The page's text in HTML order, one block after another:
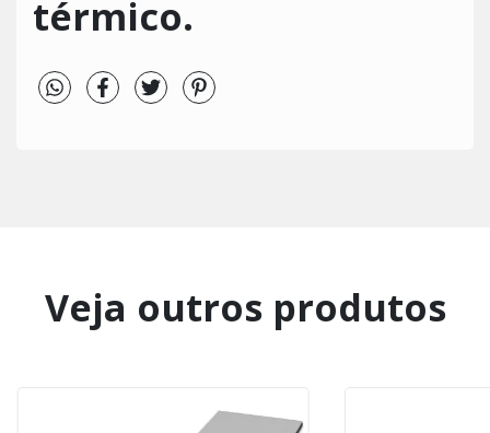
térmico.
Veja outros produtos